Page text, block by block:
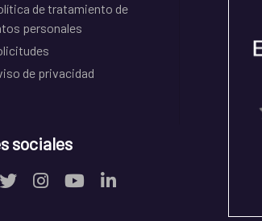
de tratamiento de
personales
de privacidad
sociales